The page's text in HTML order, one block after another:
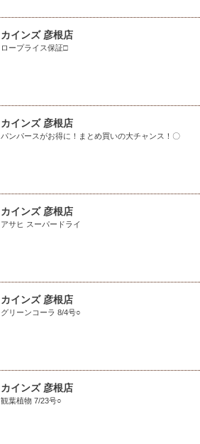
カインズ 彦根店
ロープライス保証□
カインズ 彦根店
パンパースがお得に！まとめ買いの大チャンス！〇
カインズ 彦根店
アサヒ スーパードライ
カインズ 彦根店
グリーンコーラ 8/4号○
カインズ 彦根店
観葉植物 7/23号○